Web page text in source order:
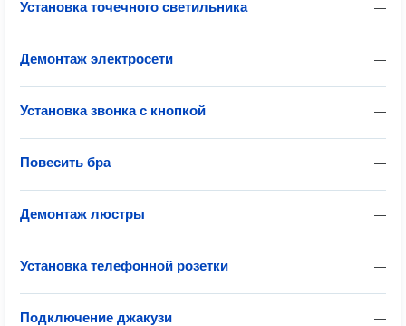
—
Установка точечного светильника
—
Демонтаж электросети
—
Установка звонка с кнопкой
—
Повесить бра
—
Демонтаж люстры
—
Установка телефонной розетки
—
Подключение джакузи